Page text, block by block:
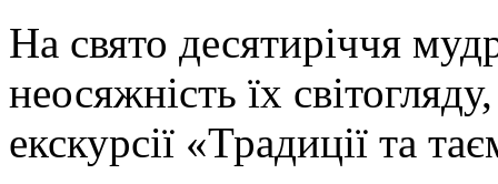
На свято десятиріччя
неосяжність їх
екскурсії «Традиції та